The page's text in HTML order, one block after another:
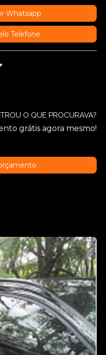
Whatsapp
Telefone
O QUE PROCURAVA?
grátis agora mesmo!